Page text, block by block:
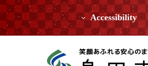
Accessibility